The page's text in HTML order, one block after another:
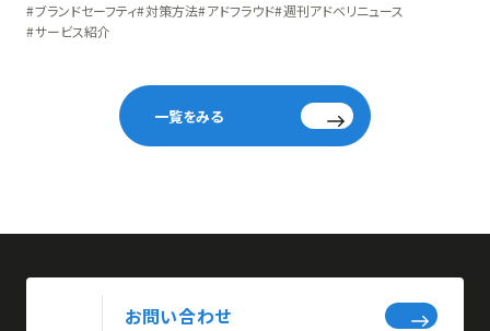
ブランドセーフティ 対策方法 アドフラウド 週刊アドベリニュース
サービス紹介
一覧をみる
お問い合わせ